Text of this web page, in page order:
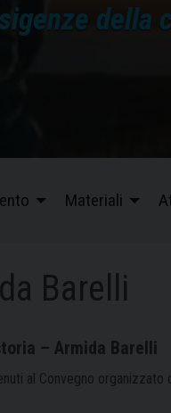
della
Materiali
Barelli
– Armida Barelli
al Convegno